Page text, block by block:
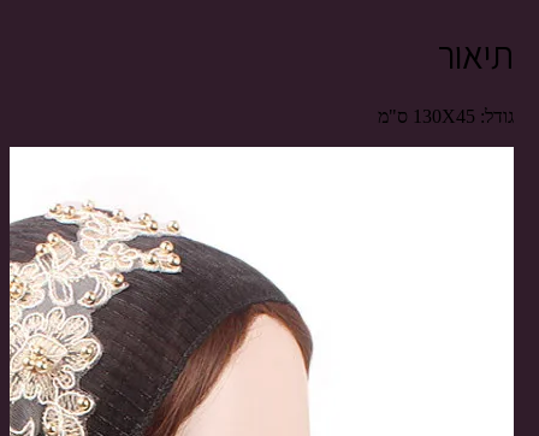
תיאור
גודל: 130X45 ס"מ